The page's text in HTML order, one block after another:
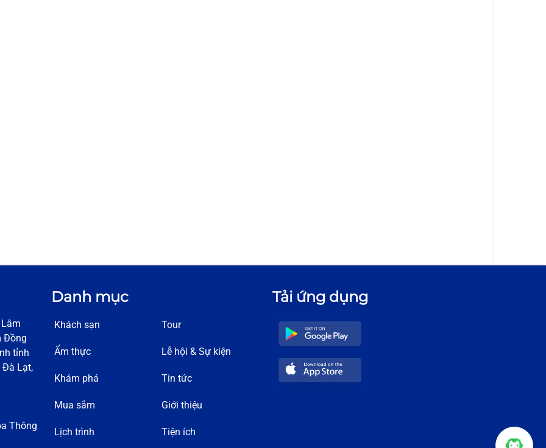
Đồng
tỉnh
Đà Lạt,
Thông
Danh mục
Khách sạn
Ẩm thực
Khám phá
Mua sắm
Lịch trình
Tour
Lễ hội & Sự kiện
Tin tức
Giới thiệu
Tiện ích
Tải ứng dụng